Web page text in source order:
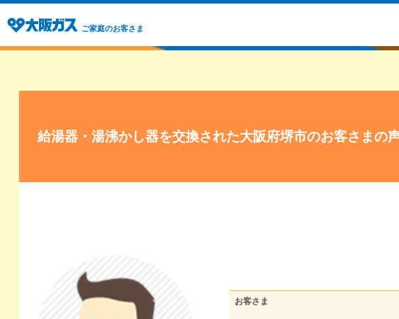
ご家庭のお客さま
給湯器・湯沸かし器を交換された大阪府堺市のお客さまの
お客さま